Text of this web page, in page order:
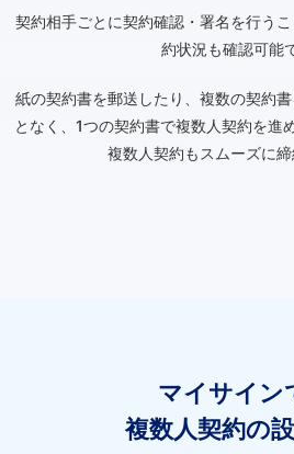
契約相手ごとに契約確認・署名を行う
約状況も確認可能
紙の契約書を郵送したり、複数の契約
となく、1つの契約書で複数人契約を進
複数人契約もスムーズに締
マイサイン
複数人契約の